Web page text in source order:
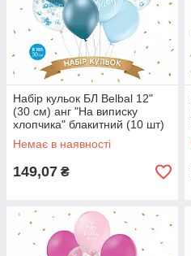
Набір кульок БЛ Belbal 12"
(30 см) анг "На виписку
хлопчика" блакитний (10 шт)
Немає в наявності
149,07 ₴